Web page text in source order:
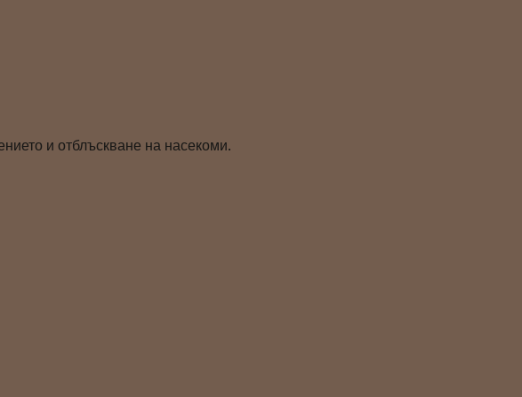
и отблъскване на насекоми.